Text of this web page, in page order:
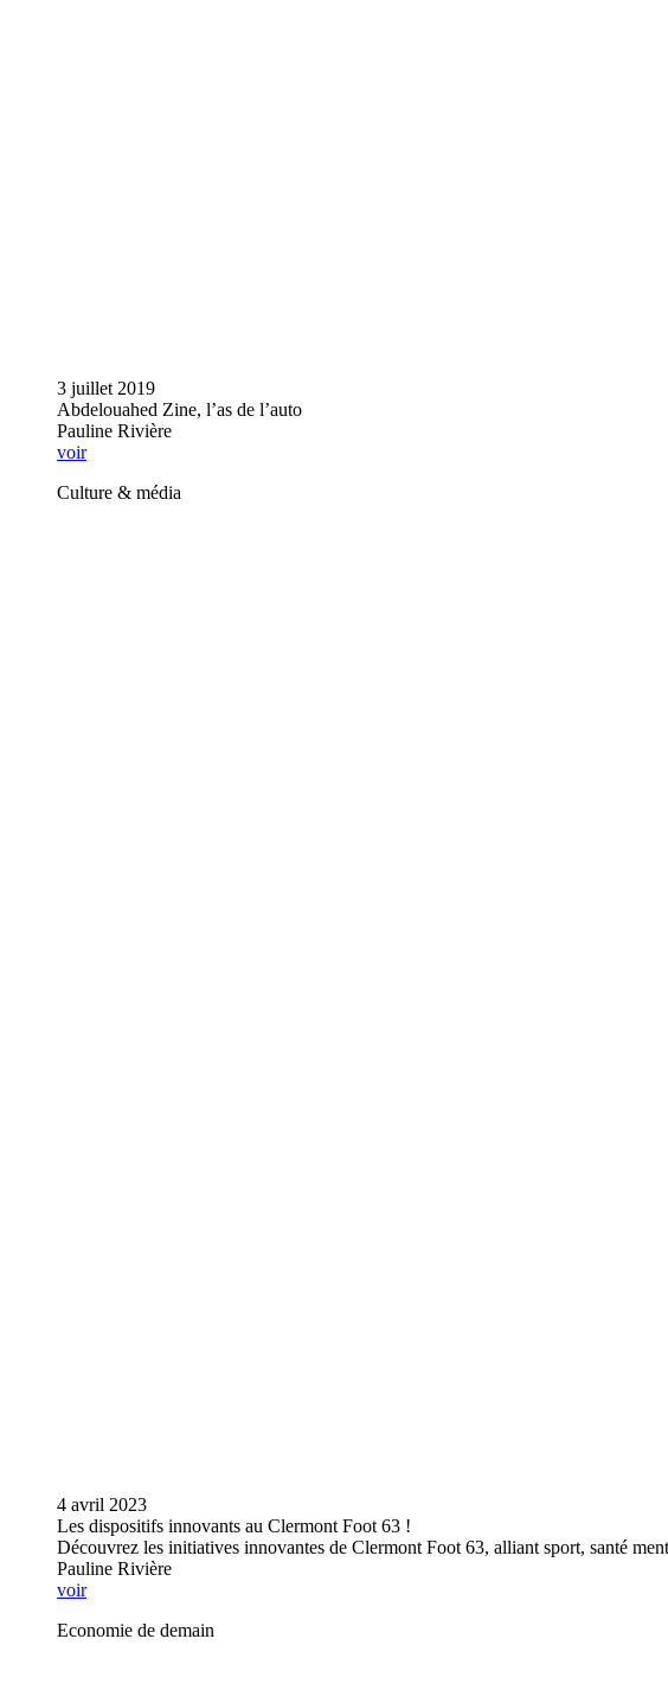
3 juillet 2019
Abdelouahed Zine, l’as de l’auto
Pauline Rivière
voir
Culture & média
4 avril 2023
Les dispositifs innovants au Clermont Foot 63 !
Découvrez les initiatives innovantes de Clermont Foot 63, alliant sport, santé
Pauline Rivière
voir
Economie de demain